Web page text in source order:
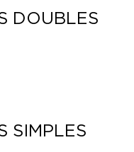
DOUBLES
SIMPLES